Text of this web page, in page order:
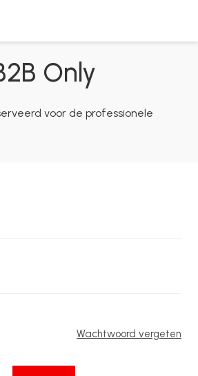
Only
voor de professionele
Wachtwoord vergeten